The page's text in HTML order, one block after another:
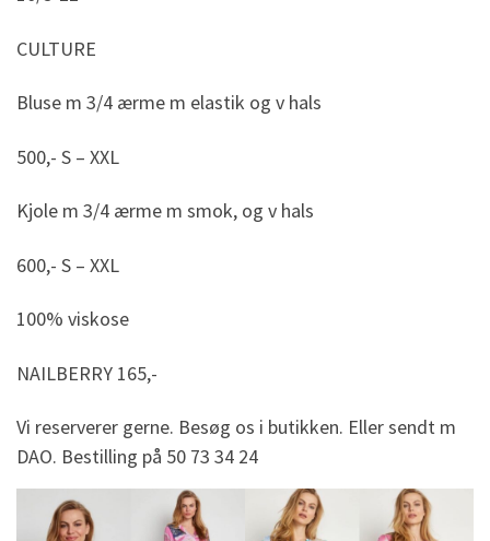
CULTURE
Bluse m 3/4 ærme m elastik og v hals
500,- S – XXL
Kjole m 3/4 ærme m smok, og v hals
600,- S – XXL
100% viskose
NAILBERRY 165,-
Vi reserverer gerne. Besøg os i butikken. Eller sendt m
DAO. Bestilling på 50 73 34 24